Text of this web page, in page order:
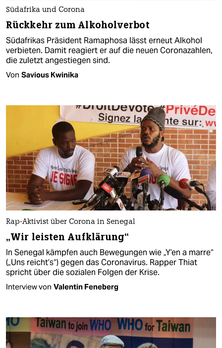
Südafrika und Corona
Rückkehr zum Alkoholverbot
Südafrikas Präsident Ramaphosa lässt erneut Alkohol
verbieten. Damit reagiert er auf die neuen Coronazahlen,
die zuletzt angestiegen sind.
Von Savious Kwinika
Rap-Aktivist über Corona in Senegal
„Wir leisten Aufklärung“
In Senegal kämpfen auch Bewegungen wie „Y’en a marre“
(„Uns reicht’s“) gegen das Coronavirus. Rapper Thiat
spricht über die sozialen Folgen der Krise.
Interview von Valentin Feneberg